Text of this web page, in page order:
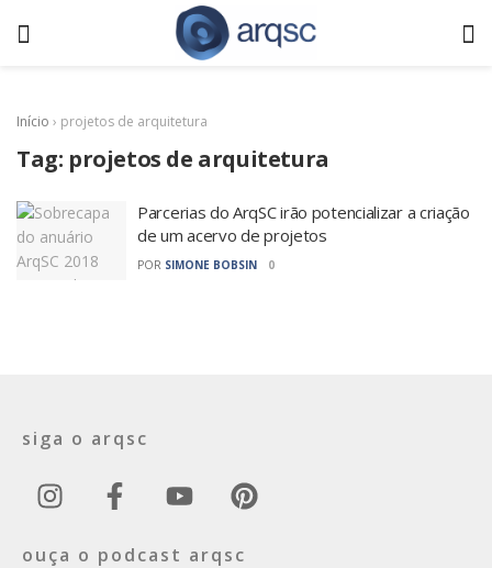
Início › projetos de arquitetura
Tag: projetos de arquitetura
Parcerias do ArqSC irão potencializar a criação
de um acervo de projetos
POR SIMONE BOBSIN 0
siga o arqsc
ouça o podcast arqsc